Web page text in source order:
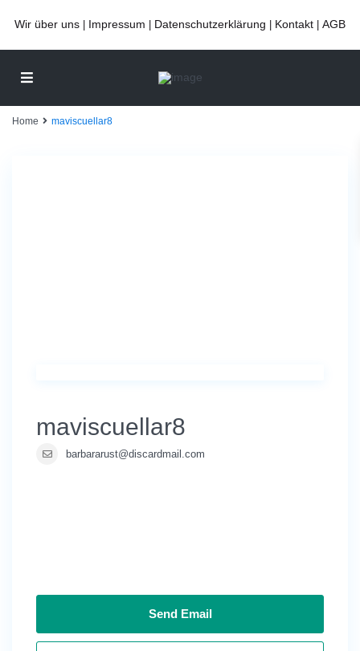
Wir über uns Impressum Datenschutzerklärung Kontakt AGB
Home maviscuellar8
maviscuellar8
barbararust@discardmail.com
Send Email